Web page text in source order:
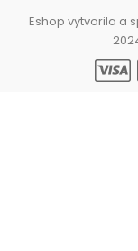
Eshop vytvorila a